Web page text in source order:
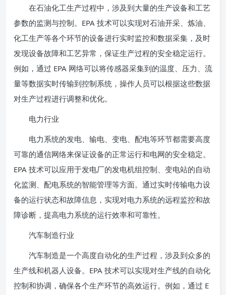
在石油化工生产过程中，涉及到大量的生产设备和工艺
参数的监测与控制。EPA 技术可以实现对石油开采、炼油、
化工生产等各个环节的设备进行实时监控和数据采集，及时
发现设备故障和工艺异常，保证生产过程的安全稳定运行。
例如，通过 EPA 网络可以将传感器采集到的温度、压力、流
量等数据实时传输到控制系统，操作人员可以根据这些数据
对生产过程进行调整和优化。
电力行业
电力系统的发电、输电、变电、配电等环节都需要高度
可靠的通信网络来保证设备的正常运行和电网的安全稳定。
EPA 技术可以应用于发电厂的发电机组控制、变电站的自动
化监测、配电系统的智能管理等方面。通过实时传输电力设
备的运行状态和故障信息，实现对电力系统的远程监控和故
障诊断，提高电力系统的运行效率和可靠性。
汽车制造行业
汽车制造是一个高度自动化的生产过程，涉及到众多的
生产线和机器人设备。EPA 技术可以实现对生产线的自动化
控制和协调，确保各个生产环节的高效运行。例如，通过 E